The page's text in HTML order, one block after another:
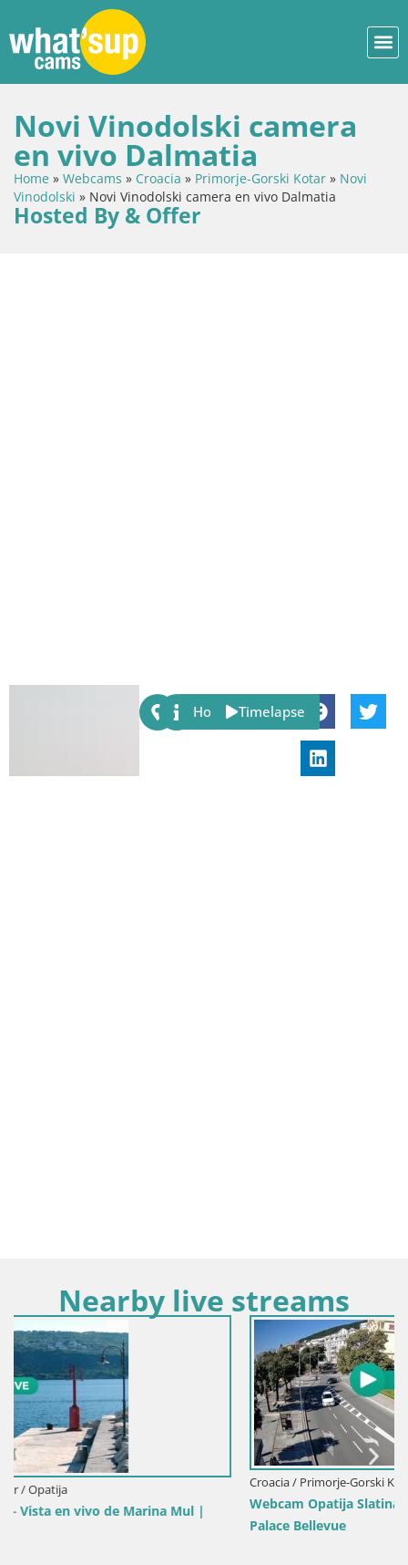
Novi Vinodolski camera
en vivo Dalmatia
Home » Webcams » Croacia » Primorje-Gorski Kotar » Novi
Vinodolski » Novi Vinodolski camera en vivo Dalmatia
Hosted By & Offer
Share:
Host Timelapse
Nearby live streams
|
Croacia / Primorje-Gorski Kotar / Opatija
Webcam Opatija Slatina – Vista en vivo desde el Hotel